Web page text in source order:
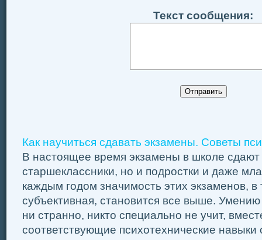
Текст сообщения:
Как научиться сдавать экзамены. Советы
В настоящее время экзамены в школе сдают
старшеклассники, но и подростки и даже
каждым годом значимость этих экзаменов, в
субъективная, становится все выше.
ни странно, никто специально не учит,
соответствующие психотехнические